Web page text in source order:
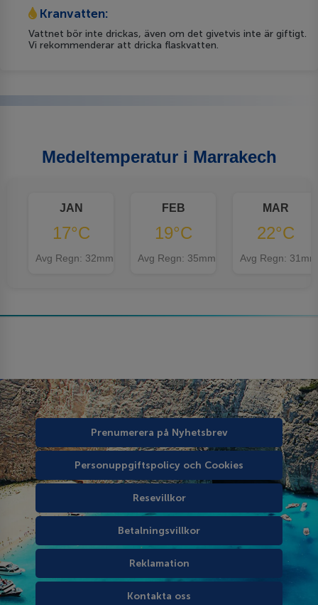
Kranvatten:
Vattnet bör inte drickas, även om det givetvis inte är giftigt.
Vi rekommenderar att dricka flaskvatten.
Medeltemperatur i Marrakech
JAN
17°C
Avg Regn: 32mm
FEB
19°C
Avg Regn: 35mm
MAR
22°C
Avg Regn: 31mm
Prenumerera på Nyhetsbrev
Personuppgiftspolicy och Cookies
Resevillkor
Betalningsvillkor
Reklamation
Kontakta oss